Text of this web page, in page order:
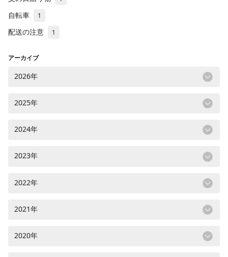
自転車 1
配送の注意 1
アーカイブ
2026年
2025年
2024年
2023年
2022年
2021年
2020年